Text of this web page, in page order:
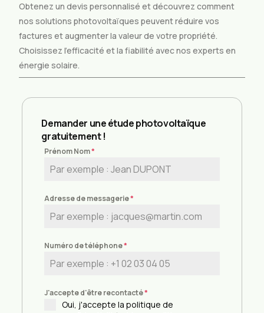
Obtenez un devis personnalisé et découvrez comment
nos solutions photovoltaïques peuvent réduire vos
factures et augmenter la valeur de votre propriété.
Choisissez l’efficacité et la fiabilité avec nos experts en
énergie solaire.
Demander une étude photovoltaïque
gratuitement !
Prénom Nom*
Adresse de messagerie*
Numéro de téléphone*
J'accepte d'être recontacté*
Oui, j'accepte la politique de